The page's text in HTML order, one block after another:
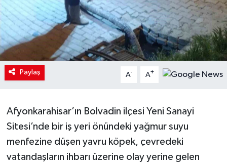
Paylaş A- A+
Afyonkarahisar’ın Bolvadin ilçesi Yeni Sanayi
Sitesi’nde bir iş yeri önündeki yağmur suyu
menfezine düşen yavru köpek, çevredeki
vatandaşların ihbarı üzerine olay yerine gelen